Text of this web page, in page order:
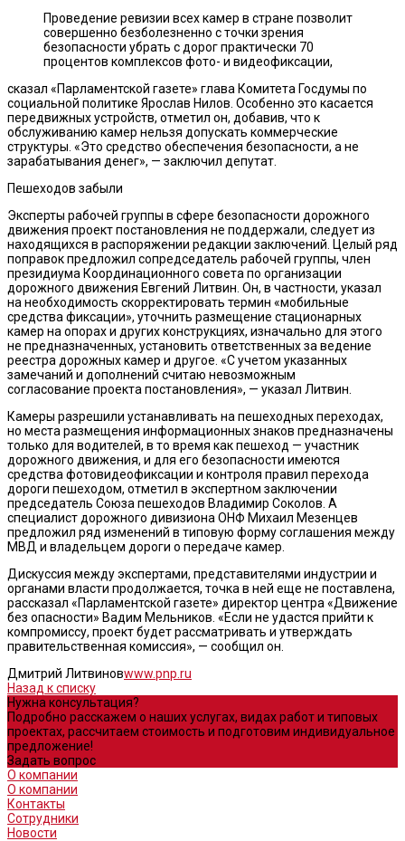
Проведение ревизии всех камер в стране позволит
совершенно безболезненно с точки зрения
безопасности убрать с дорог практически 70
процентов комплексов фото- и видеофиксации,
сказал «Парламентской газете» глава Комитета Госдумы по
социальной политике Ярослав Нилов. Особенно это касается
передвижных устройств, отметил он, добавив, что к
обслуживанию камер нельзя допускать коммерческие
структуры. «Это средство обеспечения безопасности, а не
зарабатывания денег», — заключил депутат.
Пешеходов забыли
Эксперты рабочей группы в сфере безопасности дорожного
движения проект постановления не поддержали, следует из
находящихся в распоряжении редакции заключений. Целый ряд
поправок предложил сопредседатель рабочей группы, член
президиума Координационного совета по организации
дорожного движения Евгений Литвин. Он, в частности, указал
на необходимость скорректировать термин «мобильные
средства фиксации», уточнить размещение стационарных
камер на опорах и других конструкциях, изначально для этого
не предназначенных, установить ответственных за ведение
реестра дорожных камер и другое. «С учетом указанных
замечаний и дополнений считаю невозможным
согласование проекта постановления», — указал Литвин.
Камеры разрешили устанавливать на пешеходных переходах,
но места размещения информационных знаков предназначены
только для водителей, в то время как пешеход — участник
дорожного движения, и для его безопасности имеются
средства фотовидеофиксации и контроля правил перехода
дороги пешеходом, отметил в экспертном заключении
председатель Союза пешеходов Владимир Соколов. А
специалист дорожного дивизиона ОНФ Михаил Мезенцев
предложил ряд изменений в типовую форму соглашения между
МВД и владельцем дороги о передаче камер.
Дискуссия между экспертами, представителями индустрии и
органами власти продолжается, точка в ней еще не поставлена,
рассказал «Парламентской газете» директор центра «Движение
без опасности» Вадим Мельников. «Если не удастся прийти к
компромиссу, проект будет рассматривать и утверждать
правительственная комиссия», — сообщил он.
Дмитрий Литвиновwww.pnp.ru
Назад к списку
Нужна консультация?
Подробно расскажем о наших услугах, видах работ и типовых
проектах, рассчитаем стоимость и подготовим индивидуальное
предложение!
Задать вопрос
О компании
О компании
Контакты
Сотрудники
Новости